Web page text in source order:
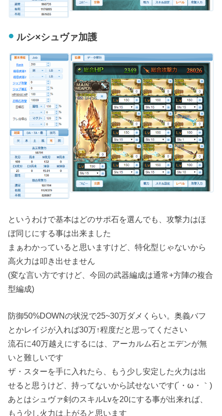
ルシ×シュヴァ加護
というわけで基本はどのサポ石を選んでも、攻撃力はほ
ぼ同じにする事は出来ました
まぁわかっていると思いますけど、特化型じゃないから
高火力は叩き出せません
(変な言い方ですけど、今回の武器編成は通常+方陣の複合
型編成)
防御50%DOWNの状況で25~30万ダメくらい。奥義バフ
とかレイジが入れば30万↑程度だと思ってください
流石に40万越えにするには、アーカルム石とエデンが無
いと難しいです
ザ・スターを手に入れたら、もう少し安定した火力は出
せると思うけど、持ってないから試せないです(´・ω・｀)
あとはシュヴァ剣のスキルLvを20にする事が出来れば、
もう少し火力は上がると思います